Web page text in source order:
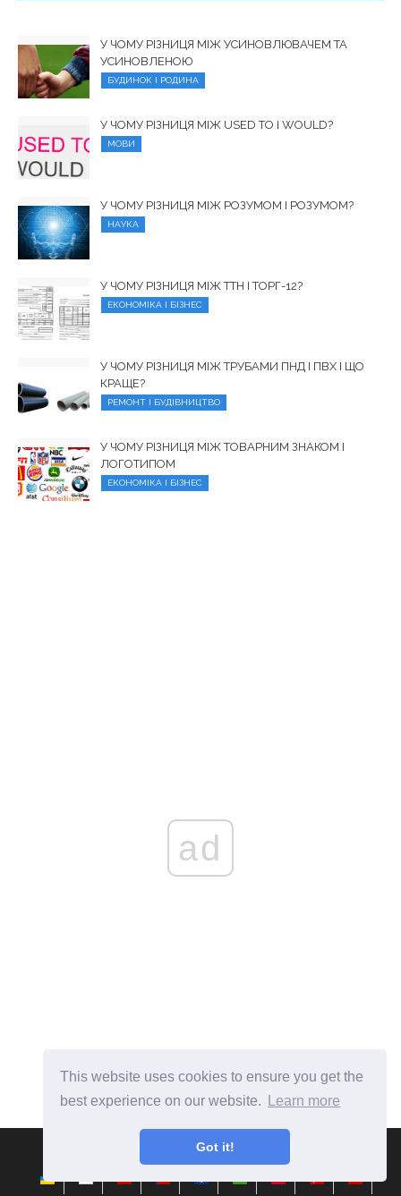
This website uses cookies to ensure you get the
best experience on our website.
Learn more
Got it!
У ЧОМУ РІЗНИЦЯ МІЖ УСИНОВЛЮВАЧЕМ ТА
УСИНОВЛЕНОЮ
БУДИНОК І РОДИНА
У ЧОМУ РІЗНИЦЯ МІЖ USED TO І WOULD?
МОВИ
У ЧОМУ РІЗНИЦЯ МІЖ РОЗУМОМ І РОЗУМОМ?
НАУКА
У ЧОМУ РІЗНИЦЯ МІЖ ТТН І ТОРГ-12?
ЕКОНОМІКА І БІЗНЕС
У ЧОМУ РІЗНИЦЯ МІЖ ТРУБАМИ ПНД І ПВХ І ЩО
КРАЩЕ?
РЕМОНТ І БУДІВНИЦТВО
У ЧОМУ РІЗНИЦЯ МІЖ ТОВАРНИМ ЗНАКОМ І
ЛОГОТИПОМ
ЕКОНОМІКА І БІЗНЕС
ad